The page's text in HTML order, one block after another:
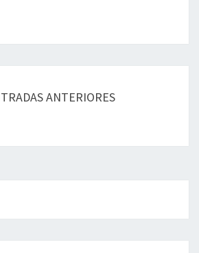
l
p
ar
tir
ANTERIORES